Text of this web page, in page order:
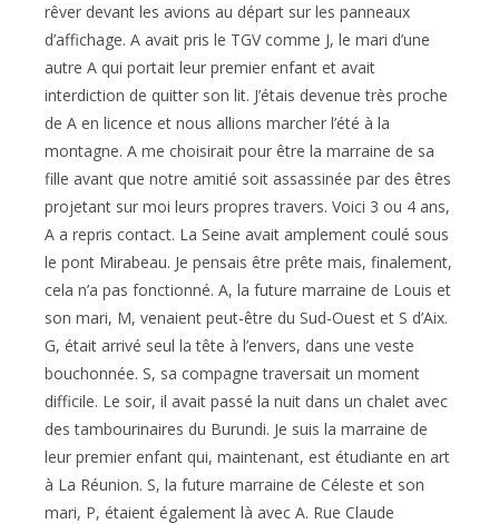
rêver devant les avions au départ sur les panneaux
d’affichage. A avait pris le TGV comme J, le mari d’une
autre A qui portait leur premier enfant et avait
interdiction de quitter son lit. J’étais devenue très proche
de A en licence et nous allions marcher l’été à la
montagne. A me choisirait pour être la marraine de sa
fille avant que notre amitié soit assassinée par des êtres
projetant sur moi leurs propres travers. Voici 3 ou 4 ans,
A a repris contact. La Seine avait amplement coulé sous
le pont Mirabeau. Je pensais être prête mais, finalement,
cela n’a pas fonctionné. A, la future marraine de Louis et
son mari, M, venaient peut-être du Sud-Ouest et S d’Aix.
G, était arrivé seul la tête à l’envers, dans une veste
bouchonnée. S, sa compagne traversait un moment
difficile. Le soir, il avait passé la nuit dans un chalet avec
des tambourinaires du Burundi. Je suis la marraine de
leur premier enfant qui, maintenant, est étudiante en art
à La Réunion. S, la future marraine de Céleste et son
mari, P, étaient également là avec A. Rue Claude